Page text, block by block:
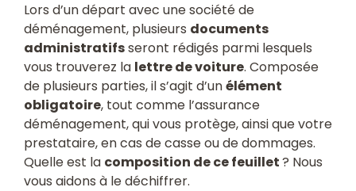
Lors d’un départ avec une société de
déménagement, plusieurs documents
administratifsseront rédigés parmi lesquels
vous trouverez la lettre de voiture. Composée
de plusieurs parties, il s’agit d’unélément
obligatoire, tout comme l’assurance
déménagement, qui vous protège, ainsi que votre
prestataire, en cas de casse ou de dommages.
Quelle est la composition de ce feuillet? Nous
vous aidons à le déchiffrer.